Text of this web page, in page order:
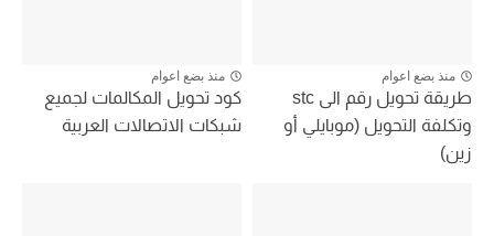
منذ بضع اعوام
طريقة تحويل رقم الى stc
وتكلفة التحويل (موبايلي أو
زين)
منذ بضع اعوام
كود تحويل المكالمات لجميع
شبكات الاتصالات العربية